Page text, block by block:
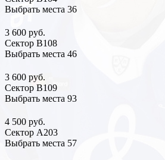
Выбрать места 36
3 600 руб.
Сектор В108
Выбрать места 46
3 600 руб.
Сектор В109
Выбрать места 93
4 500 руб.
Сектор А203
Выбрать места 57